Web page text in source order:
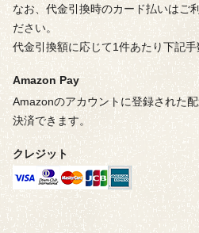
なお、代金引換時のカード払いはご
ださい。
代金引換額に応じて1件あたり下記
Amazon Pay
Amazonのアカウントに登録された
決済できます。
クレジット